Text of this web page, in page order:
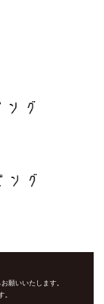
願いいたします。
。